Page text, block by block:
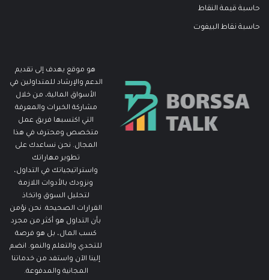
حاسبة قيمة النقاط
حاسبة نقاط البيفوت
هو موقع يهدف إلى تقديم
الدعم والإرشاد للمتداولين في
الأسواق المالية، من خلال
مشاركة الخبرات والمعرفة
التي اكتسبها فريق عمل
متخصص ومحترف في هذا
المجال. نحن نساعدك على
تطوير مهاراتك
واستراتيجياتك في التداول،
ونزودك بالأدوات اللازمة
لتحليل السوق واتخاذ
القرارات الصحيحة. نحن نؤمن
بأن التداول هو أكثر من مجرد
كسب المال، بل هو فرصة
للتحدي والتعلم والنمو. انضم
إلينا الآن واستفد من خدماتنا
المجانية والمدفوعة.